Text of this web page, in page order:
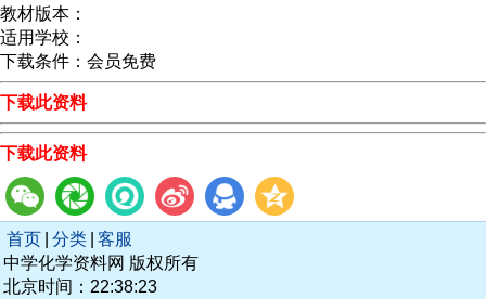
教材版本：
适用学校：
下载条件： 会员免费
下载此资料
下载此资料
首页 分类 客服
中学化学资料网 版权所有
北京时间：22:38:23